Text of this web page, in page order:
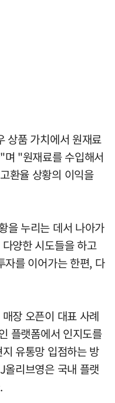
상품 가치에서 원재료
"원재료를 수입해서
환율 상황의 이익을
을 누리는 데서 나아가
양한 시도들을 하고
자를 이어가는 한편, 다
장 오픈이 대표 사례
플랫폼에서 인지도를
유통망 입점하는 방
올리브영은 국내 플랫